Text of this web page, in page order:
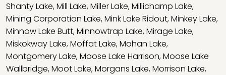
Shanty Lake,Mill Lake,Miller Lake,Millichamp Lake,
Mining Corporation Lake,Mink Lake Ridout,Minkey Lake,
Minnow Lake Butt,Minnowtrap Lake,Mirage Lake,
Miskokway Lake,Moffat Lake,Mohan Lake,
Montgomery Lake,Moose Lake Harrison,Moose Lake
Wallbridge,Moot Lake,Morgans Lake,Morrison Lake,